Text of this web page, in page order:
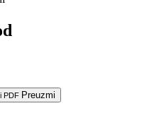
PDF Preuzmi